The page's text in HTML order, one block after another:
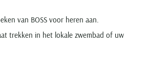
van BOSS voor heren aan.
trekken in het lokale zwembad of uw